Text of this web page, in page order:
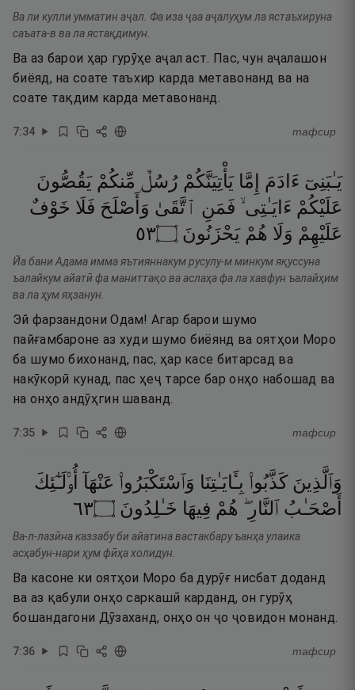
Ва ли кулли умматин аҷал. Фа иза ҷаа аҷалуҳум ла ястаъхируна
саъата-в ва ла ястақдимун.
Ва аз барои ҳар гурӯҳе аҷал аст. Пас, чун аҷалашон
биёяд, на соате таъхир карда метавонанд ва на
соате тақдим карда метавонанд.
7:34 тафсир
يَـٰبَنِىٓ ءَادَمَ إِمَّا يَأْتِيَنَّكُمْ رُسُلٌۭ مِّنكُمْ يَقُصُّونَ
عَلَيْكُمْ ءَايَـٰتِى ۙ فَمَنِ ٱتَّقَىٰ وَأَصْلَحَ فَلَا خَوْفٌ
عَلَيْهِمْ وَلَا هُمْ يَحْزَنُونَ ۝٣٥
Йа бани Адама имма яътияннакум русулу-м минкум яқуссуна
ъалайкум айатӣ фа маниттақо ва аслаҳа фа ла хавфун ъалайҳим
ва ла ҳум яҳзанун.
Эй фарзандони Одам! Агар барои шумо
пайғамбароне аз худи шумо биёянд ва оятҳои Моро
ба шумо бихонанд, пас, ҳар касе битарсад ва
накӯкорӣ кунад, пас ҳеҷ тарсе бар онҳо набошад ва
на онҳо андӯҳгин шаванд.
7:35 тафсир
وَٱلَّذِينَ كَذَّبُوا۟ بِـَٔايَـٰتِنَا وَٱسْتَكْبَرُوا۟ عَنْهَآ أُو۟لَـٰٓئِكَ
أَصْحَـٰبُ ٱلنَّارِ ۖ هُمْ فِيهَا خَـٰلِدُونَ ۝٣٦
Ва-л-лазӣна каззабу би айатина вастакбару ъанҳа улаика
асҳабун-нари ҳум фӣҳа холидун.
Ва касоне ки оятҳои Моро ба дурӯғ нисбат доданд
ва аз қабули онҳо саркашӣ карданд, он гурӯҳ
бошандагони Дӯзаханд, онҳо он ҷо ҷовидон монанд.
7:36 тафсир